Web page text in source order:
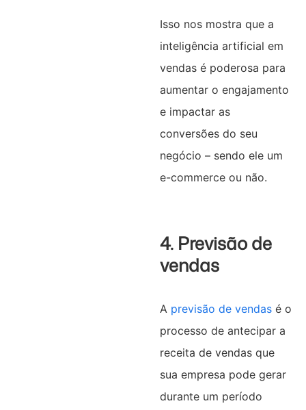
Isso nos mostra que a
inteligência artificial em
vendas é poderosa para
aumentar o engajamento
e impactar as
conversões do seu
negócio – sendo ele um
e-commerce ou não.
4. Previsão de
vendas
A previsão de vendasé o
processo de antecipar a
receita de vendas que
sua empresa pode gerar
durante um período